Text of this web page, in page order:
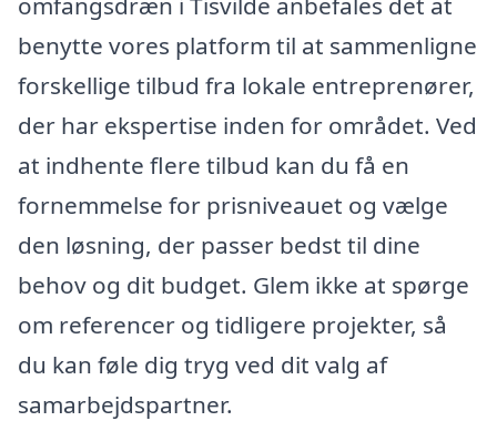
benytte vores platform til at sammenligne
forskellige tilbud fra lokale entreprenører,
der har ekspertise inden for området. Ved
at indhente flere tilbud kan du få en
fornemmelse for prisniveauet og vælge
den løsning, der passer bedst til dine
behov og dit budget. Glem ikke at spørge
om referencer og tidligere projekter, så
du kan føle dig tryg ved dit valg af
samarbejdspartner.